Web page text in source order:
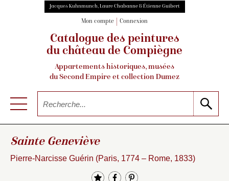
Jacques Kuhnmunch, Laure Chabanne & Étienne Guibert
Mon compte Connexion
Catalogue des peintures
du château de Compiègne
Appartements historiques, musées
du Second Empire et collection Dumez
Sainte Geneviève
Pierre-Narcisse Guérin (Paris, 1774 – Rome, 1833)